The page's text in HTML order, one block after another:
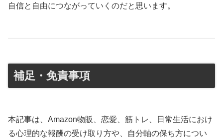
自信と自由につながっていくのだと思います。
補足・免責事項
本記事は、Amazon物販、恋愛、筋トレ、日常生活におけ
る心理的な報酬の受け取り方や、自分軸の保ち方につい